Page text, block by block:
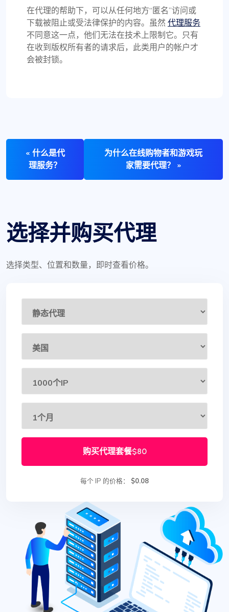
在代理的帮助下，可以从任何地方“匿名”访问或
下载被阻止或受法律保护的内容。虽然 代理服务
不同意这一点，他们无法在技术上限制它。只有
在收到版权所有者的请求后，此类用户的帐户才
会被封锁。
« 什么是代
理服务？
为什么在线购物者和游戏玩
家需要代理？ »
选择并购买代理
选择类型、位置和数量，即时查看价格。
购买代理套餐$80
每个 IP 的价格： $0.08